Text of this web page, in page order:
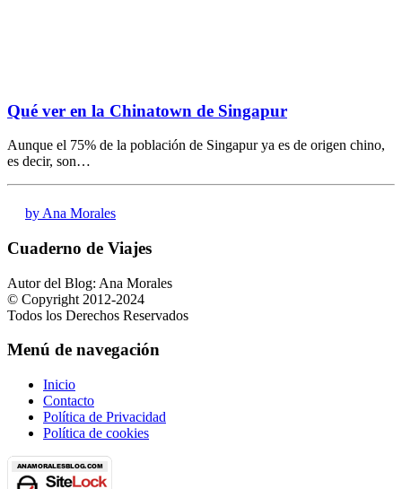
Qué ver en la Chinatown de Singapur
Aunque el 75% de la población de Singapur ya es de origen chino,
es decir, son…
by Ana Morales
Cuaderno de Viajes
Autor del Blog: Ana Morales
© Copyright 2012-2024
Todos los Derechos Reservados
Menú de navegación
Inicio
Contacto
Política de Privacidad
Política de cookies